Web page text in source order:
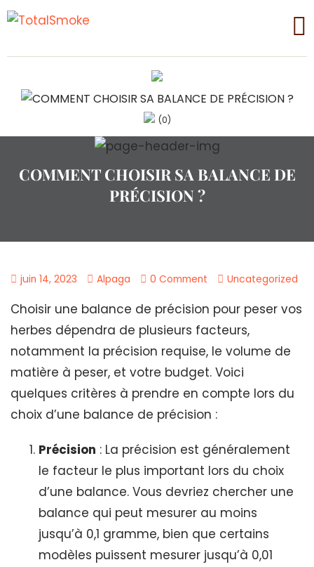
(0)
COMMENT CHOISIR SA BALANCE DE
PRÉCISION ?
juin 14, 2023 Alpaga 0 Comment Uncategorized
Choisir une balance de précision pour peser vos
herbes dépendra de plusieurs facteurs,
notamment la précision requise, le volume de
matière à peser, et votre budget. Voici
quelques critères à prendre en compte lors du
choix d’une balance de précision :
Précision : La précision est généralement
le facteur le plus important lors du choix
d’une balance. Vous devriez chercher une
balance qui peut mesurer au moins
jusqu’à 0,1 gramme, bien que certains
modèles puissent mesurer jusqu’à 0,01